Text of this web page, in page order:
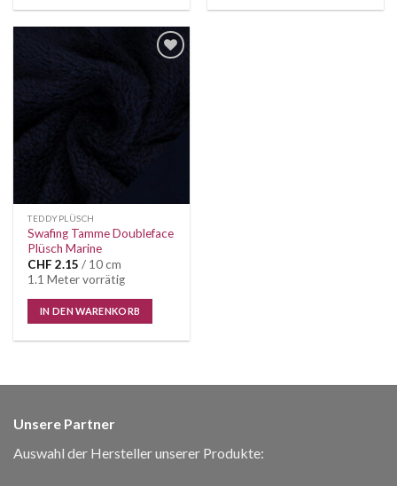
Wunschliste
TEDDYPLÜSCH
Swafing Tamme Doubleface
Plüsch Marine
CHF 2.15 / 10 cm
1.1 Meter vorrätig
IN DEN WARENKORB
Unsere Partner
Auswahl der Hersteller unserer Produkte: